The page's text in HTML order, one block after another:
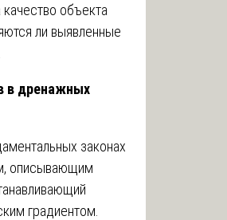
объекта
ли выявленные
в дренажных
законах
описывающим
градиентом.